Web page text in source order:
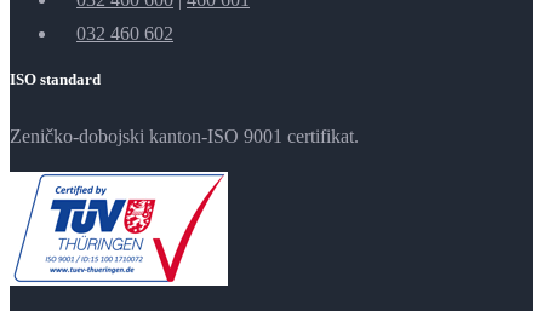
032 460 602
ISO standard
Zeničko-dobojski kanton-ISO 9001 certifikat.